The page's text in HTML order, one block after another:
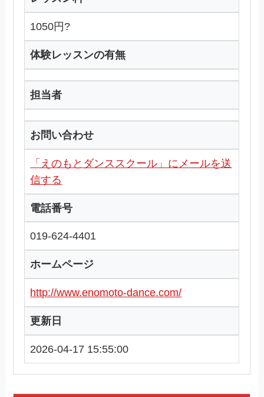
1050円?
体験レッスンの有無
担当者
お問い合わせ
「えのもとダンススクール」にメールを送
信する
電話番号
019-624-4401
ホームページ
http://www.enomoto-dance.com/
更新日
2026-04-17 15:55:00